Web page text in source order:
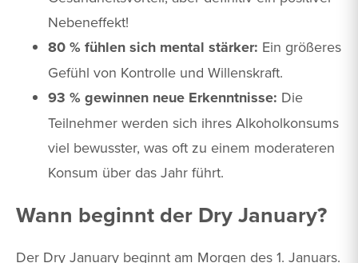
Nebeneffekt!
80 % fühlen sich mental stärker: Ein größeres
Gefühl von Kontrolle und Willenskraft.
93 % gewinnen neue Erkenntnisse: Die
Teilnehmer werden sich ihres Alkoholkonsums
viel bewusster, was oft zu einem moderateren
Konsum über das Jahr führt.
Wann beginnt der Dry January?
Der Dry January beginnt am Morgen des 1. Januars.